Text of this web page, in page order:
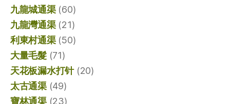
九龍城通渠(60)
九龍灣通渠(21)
利東村通渠(50)
大量毛髮(71)
天花板漏水打针(20)
太古通渠(49)
寶林通渠(23)